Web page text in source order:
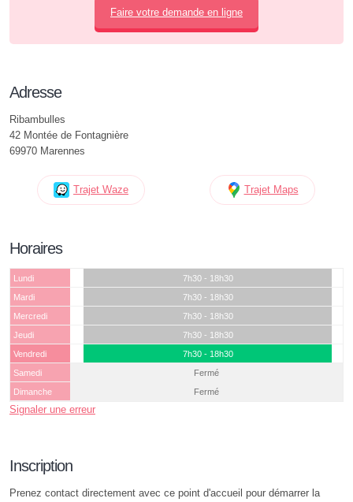
Faire votre demande en ligne
Adresse
Ribambulles
42 Montée de Fontagnière
69970 Marennes
Trajet Waze Trajet Maps
Horaires
Lundi
7h30 - 18h30
Mardi
7h30 - 18h30
Mercredi
7h30 - 18h30
Jeudi
7h30 - 18h30
Vendredi
7h30 - 18h30
Samedi
Fermé
Dimanche
Fermé
Signaler une erreur
Inscription
Prenez contact directement avec ce point d'accueil pour démarrer la